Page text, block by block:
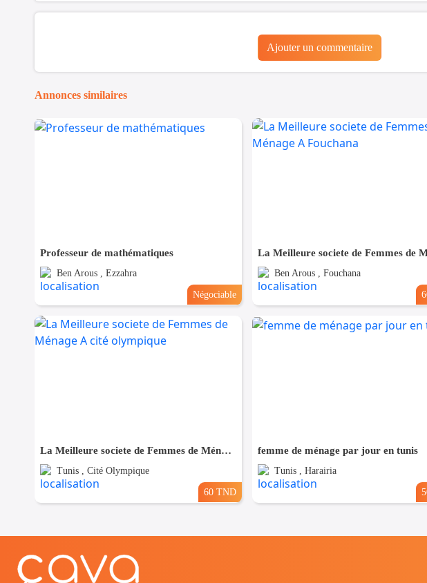
Ajouter un commentaire
Annonces similaires
Professeur de mathématiques
Ben Arous , Ezzahra
Négociable
Ben Arous , Fouchana
La Meilleure societe de Femmes de Ménage A cité olympique
Tunis , Cité Olympique
60 TND
femme de ménage par jour en tunis
Tunis , Harairia